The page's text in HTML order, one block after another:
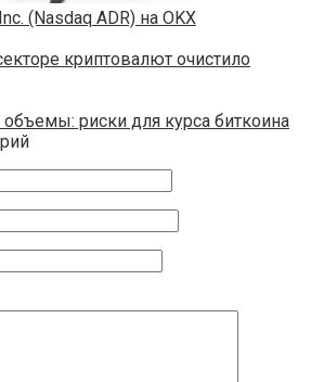
(Nasdaq ADR) на OKX
криптовалют очистило
риски для курса биткоина